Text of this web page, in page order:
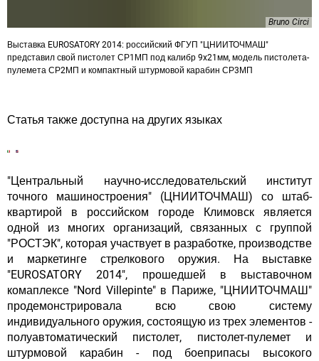
Bruno Circi
Выставка EUROSATORY 2014: российский ФГУП "ЦНИИТОЧМАШ"
представил свой пистолет СР1МП под калибр 9x21мм, модель пистолета-
пулемета СР2МП и компактный штурмовой карабин СР3МП
Статья также доступна на других языках
"Центральный научно-исследовательский институт
точного машиностроения" (ЦНИИТОЧМАШ) со штаб-
квартирой в российском городе Климовск является
одной из многих организаций, связанных с группой
"РОСТЭК", которая участвует в разработке, производстве
и маркетинге стрелкового оружия. На выставке
"EUROSATORY 2014", прошедшей в выставочном
комаплексе "Nord Villepinte" в Париже, "ЦНИИТОЧМАШ"
продемонстрировала всю свою систему
индивидуального оружия, состоящую из трех элементов -
полуавтоматический пистолет, пистолет-пулемет и
штурмовой карабин - под боеприпасы высокого